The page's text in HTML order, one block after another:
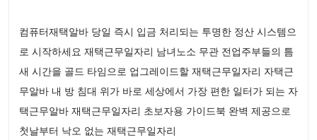
컴퓨터재택알바 당일 즉시 입금 처리되는 투명한 정산 시스템으
로 시작하세요 재택근무일자리 남녀노소 무관 전업주부들의 틈
새 시간을 골드 타임으로 업그레이드할 재택근무일자리 자택근
무알바 내 방 침대 위가 바로 세상에서 가장 편한 일터가 되는 자
택근무알바 재택근무일자리 초보자용 가이드북 완벽 제공으로
첫날부터 낙오 없는 재택근무일자리